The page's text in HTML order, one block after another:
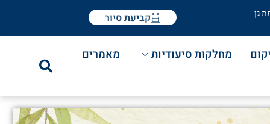
גן קביעת סיור
מחלקות סיעודיות מאמרים